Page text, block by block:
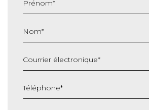
Prénom*
Nom*
Courrier électronique*
Téléphone*